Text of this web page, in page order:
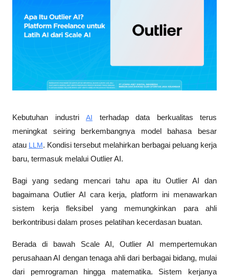
Kebutuhan industri AI terhadap data berkualitas terus
meningkat seiring berkembangnya model bahasa besar
atau LLM. Kondisi tersebut melahirkan berbagai peluang kerja
baru, termasuk melalui Outlier AI.
Bagi yang sedang mencari tahu apa itu Outlier AI dan
bagaimana Outlier AI cara kerja, platform ini menawarkan
sistem kerja fleksibel yang memungkinkan para ahli
berkontribusi dalam proses pelatihan kecerdasan buatan.
Berada di bawah Scale AI, Outlier AI mempertemukan
perusahaan AI dengan tenaga ahli dari berbagai bidang, mulai
dari pemrograman hingga matematika. Sistem kerjanya